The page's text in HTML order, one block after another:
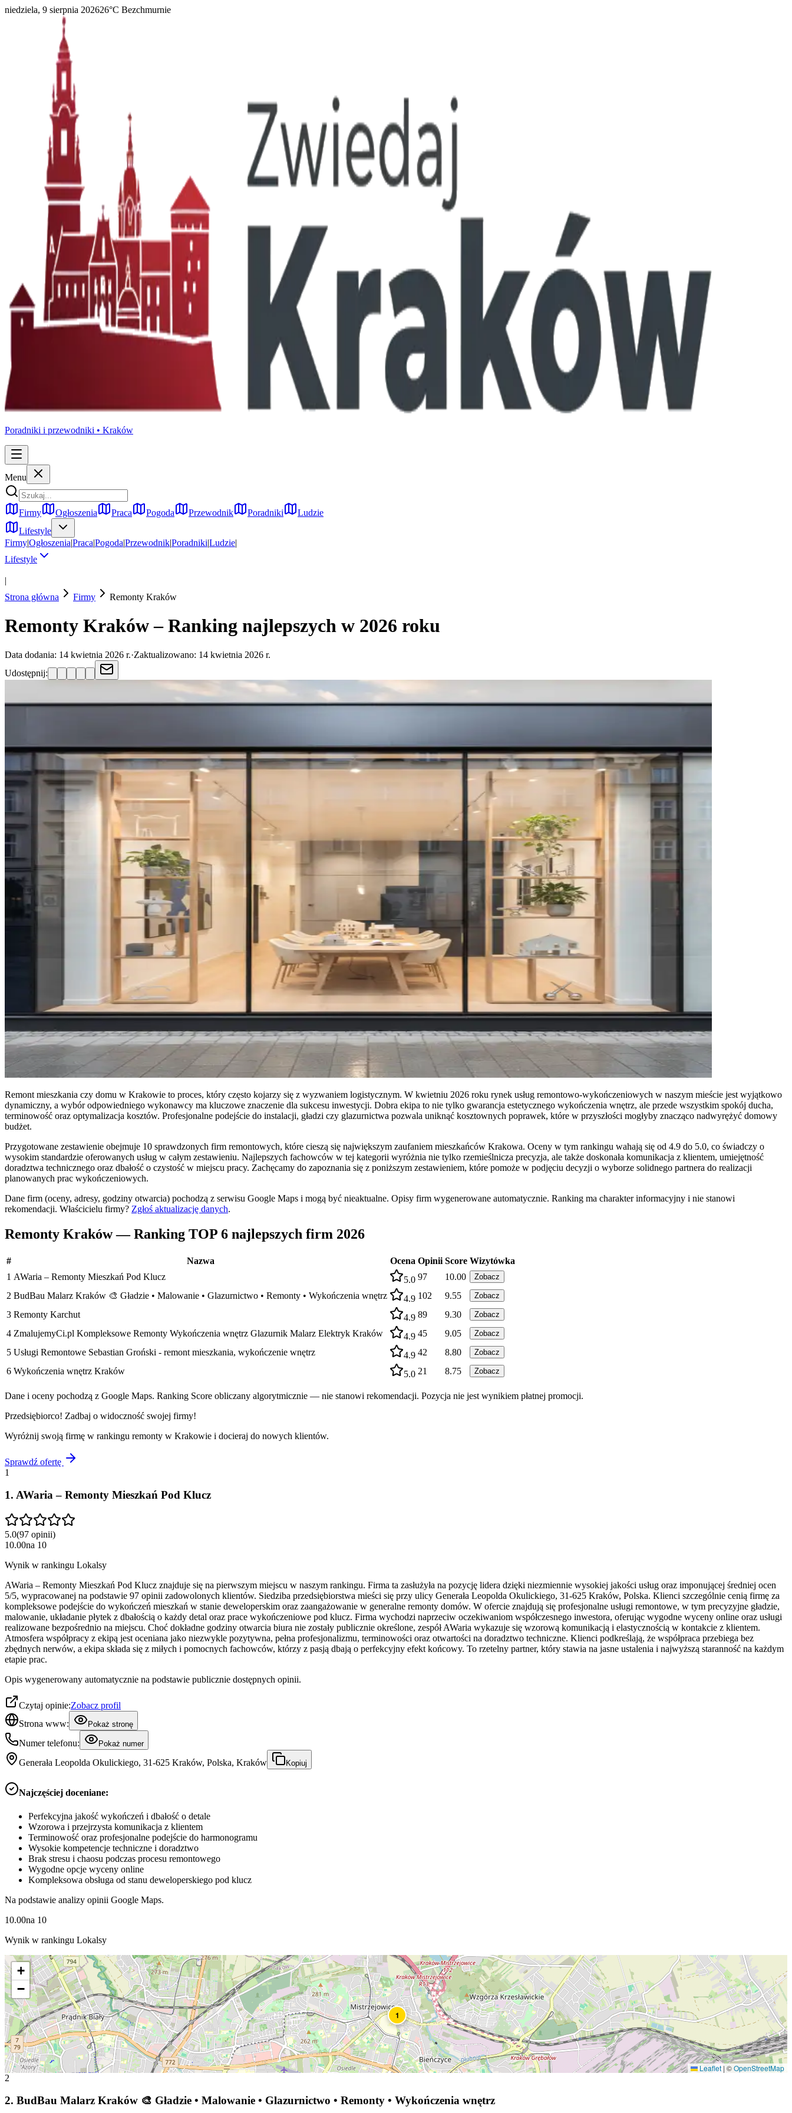
niedziela, 9 sierpnia 202626°C Bezchmurnie
Poradniki i przewodniki • Kraków
Menu
Firmy Ogłoszenia Praca Pogoda Przewodnik Poradniki
Ludzie
Lifestyle
Firmy|Ogłoszenia|Praca|Pogoda|Przewodnik|Poradniki|Ludzie|
Lifestyle
|
Strona główna
Firmy Remonty Kraków
Remonty Kraków – Ranking najlepszych w 2026 roku
Data dodania: 14 kwietnia 2026 r.·Zaktualizowano: 14 kwietnia 2026 r.
Udostępnij:
Remont mieszkania czy domu w Krakowie to proces, który często kojarzy się z wyzwaniem logistycznym. W kwietniu 2026 roku rynek usług remontowo-wykończeniowych w naszym mieście jest wyjątkowo
dynamiczny, a wybór odpowiedniego wykonawcy ma kluczowe znaczenie dla sukcesu inwestycji. Dobra ekipa to nie tylko gwarancja estetycznego wykończenia wnętrz, ale przede wszystkim spokój ducha,
terminowość oraz optymalizacja kosztów. Profesjonalne podejście do instalacji, gładzi czy glazurnictwa pozwala uniknąć kosztownych poprawek, które w przyszłości mogłyby znacząco nadwyrężyć domowy
budżet.
Przygotowane zestawienie obejmuje 10 sprawdzonych firm remontowych, które cieszą się największym zaufaniem mieszkańców Krakowa. Oceny w tym rankingu wahają się od 4.9 do 5.0, co świadczy o
wysokim standardzie oferowanych usług w całym zestawieniu. Najlepszych fachowców w tej kategorii wyróżnia nie tylko rzemieślnicza precyzja, ale także doskonała komunikacja z klientem, umiejętność
doradztwa technicznego oraz dbałość o czystość w miejscu pracy. Zachęcamy do zapoznania się z poniższym zestawieniem, które pomoże w podjęciu decyzji o wyborze solidnego partnera do realizacji
planowanych prac wykończeniowych.
Dane firm (oceny, adresy, godziny otwarcia) pochodzą z serwisu Google Maps i mogą być nieaktualne. Opisy firm wygenerowane automatycznie. Ranking ma charakter informacyjny i nie stanowi
rekomendacji. Właścicielu firmy? Zgłoś aktualizację danych.
Remonty Kraków — Ranking TOP 6 najlepszych firm 2026
# Nazwa Ocena Opinii Score Wizytówka
1 AWaria – Remonty Mieszkań Pod Klucz 5.0 97 10.00 Zobacz
2 BudBau Malarz Kraków 🎨 Gładzie • Malowanie • Glazurnictwo • Remonty • Wykończenia wnętrz 4.9 102 9.55 Zobacz
3 Remonty Karchut 4.9 89 9.30 Zobacz
4 ZmalujemyCi.pl Kompleksowe Remonty Wykończenia wnętrz Glazurnik Malarz Elektryk Kraków 4.9 45 9.05 Zobacz
5 Usługi Remontowe Sebastian Groński - remont mieszkania, wykończenie wnętrz 4.9 42 8.80 Zobacz
6 Wykończenia wnętrz Kraków 5.0 21 8.75 Zobacz
Dane i oceny pochodzą z Google Maps. Ranking Score obliczany algorytmicznie — nie stanowi rekomendacji. Pozycja nie jest wynikiem płatnej promocji.
Przedsiębiorco! Zadbaj o widoczność swojej firmy!
Wyróżnij swoją firmę w rankingu remonty w Krakowie i docieraj do nowych klientów.
Sprawdź ofertę
1
1. AWaria – Remonty Mieszkań Pod Klucz
5.0(97 opinii)
10.00na 10
Wynik w rankingu Lokalsy
AWaria – Remonty Mieszkań Pod Klucz znajduje się na pierwszym miejscu w naszym rankingu. Firma ta zasłużyła na pozycję lidera dzięki niezmiennie wysokiej jakości usług oraz imponującej średniej ocen
5/5, wypracowanej na podstawie 97 opinii zadowolonych klientów. Siedziba przedsiębiorstwa mieści się przy ulicy Generała Leopolda Okulickiego, 31-625 Kraków, Polska. Klienci szczególnie cenią firmę za
kompleksowe podejście do wykończeń mieszkań w stanie deweloperskim oraz zaangażowanie w generalne remonty domów. W ofercie znajdują się profesjonalne usługi remontowe, w tym precyzyjne gładzie,
malowanie, układanie płytek z dbałością o każdy detal oraz prace wykończeniowe pod klucz. Firma wychodzi naprzeciw oczekiwaniom współczesnego inwestora, oferując wygodne wyceny online oraz usługi
realizowane bezpośrednio na miejscu. Choć dokładne godziny otwarcia biura nie zostały publicznie określone, zespół AWaria wykazuje się wzorową komunikacją i elastycznością w kontakcie z klientem.
Atmosfera współpracy z ekipą jest oceniana jako niezwykle pozytywna, pełna profesjonalizmu, terminowości oraz otwartości na doradztwo techniczne. Klienci podkreślają, że współpraca przebiega bez
zbędnych nerwów, a ekipa składa się z miłych i pomocnych fachowców, którzy z pasją dbają o perfekcyjny efekt końcowy. To rzetelny partner, który stawia na jasne ustalenia i najwyższą staranność na każdym
etapie prac.
Opis wygenerowany automatycznie na podstawie publicznie dostępnych opinii.
Czytaj opinie:Zobacz profil
Strona www:
Pokaż stronę
Numer telefonu: Pokaż numer
Generała Leopolda Okulickiego, 31-625 Kraków, Polska, Kraków Kopiuj
Najczęściej doceniane:
Perfekcyjna jakość wykończeń i dbałość o detale
Wzorowa i przejrzysta komunikacja z klientem
Terminowość oraz profesjonalne podejście do harmonogramu
Wysokie kompetencje techniczne i doradztwo
Brak stresu i chaosu podczas procesu remontowego
Wygodne opcje wyceny online
Kompleksowa obsługa od stanu deweloperskiego pod klucz
Na podstawie analizy opinii Google Maps.
10.00na 10
Wynik w rankingu Lokalsy
1
+
−
Leaflet | ©OpenStreetMap
2
2. BudBau Malarz Kraków 🎨 Gładzie • Malowanie • Glazurnictwo • Remonty • Wykończenia wnętrz